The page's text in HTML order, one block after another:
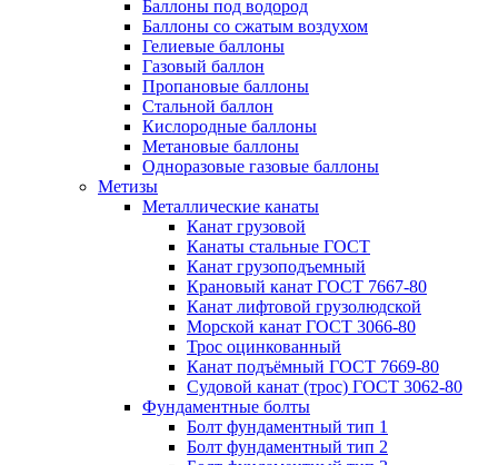
Баллоны под водород
Баллоны со сжатым воздухом
Гелиевые баллоны
Газовый баллон
Пропановые баллоны
Стальной баллон
Кислородные баллоны
Метановые баллоны
Одноразовые газовые баллоны
Метизы
Металлические канаты
Канат грузовой
Канаты стальные ГОСТ
Канат грузоподъемный
Крановый канат ГОСТ 7667-80
Канат лифтовой грузолюдской
Морской канат ГОСТ 3066-80
Трос оцинкованный
Канат подъёмный ГОСТ 7669-80
Судовой канат (трос) ГОСТ 3062-80
Фундаментные болты
Болт фундаментный тип 1
Болт фундаментный тип 2